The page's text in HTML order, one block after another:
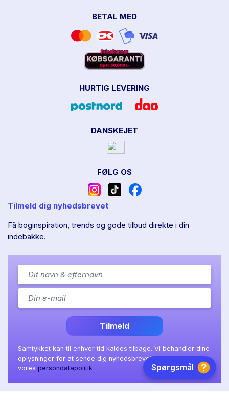
BETAL MED
HURTIG LEVERING
DANSKEJET
FØLG OS
Tilmeld dig nyhedsbrevet
Få boginspiration, trends og gode tilbud direkte i din
indebakke.
Tilmeld
Samtykket kan til enhver tid kaldes tilbage. Vi behandler dine
oplysninger for at sende dig nyhedsbrevet, som beskrevet i
vores persondatapolitik